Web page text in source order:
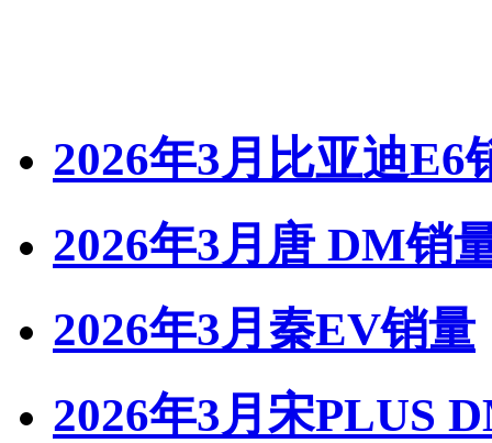
2026年3月比亚迪E6
2026年3月唐 DM销
2026年3月秦EV销量
2026年3月宋PLUS